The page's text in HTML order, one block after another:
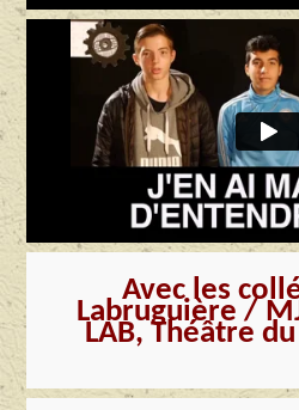
Avec les
Labruguière /
LAB, Théâtre